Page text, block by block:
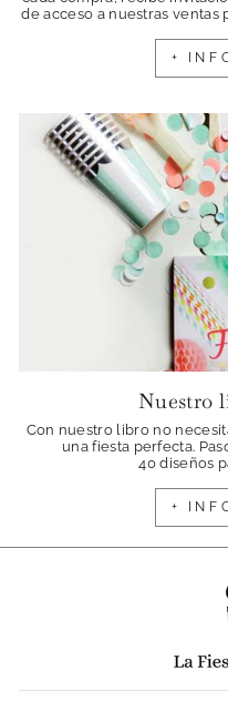
de acceso a nuestras
+
Nuestro
Con nuestro libro no
una fiesta perfecta.
40 diseños
+